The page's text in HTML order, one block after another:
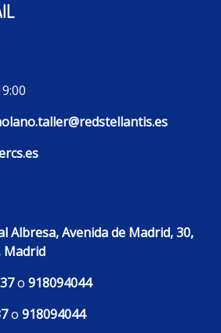
Albresa, Avenida de Madrid, 30,
Madrid
o 918094044
o 918094044